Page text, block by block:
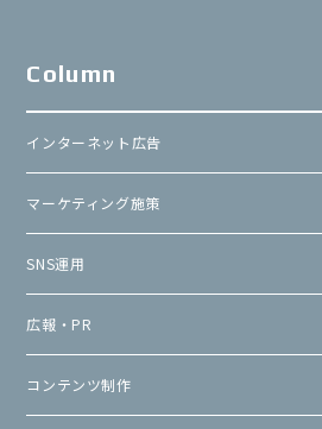
Column
インターネット広告
マーケティング施策
SNS運用
広報・PR
コンテンツ制作